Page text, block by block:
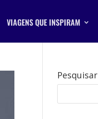
VIAGENS QUE INSPIRAM
Pesquisar